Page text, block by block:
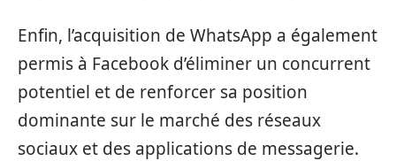
Enfin, l’acquisition de WhatsApp a également
permis à Facebook d’éliminer un concurrent
potentiel et de renforcer sa position
dominante sur le marché des réseaux
sociaux et des applications de messagerie.